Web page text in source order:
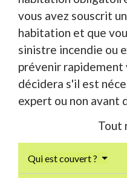
vous avez souscrit
habitation et que
sinistre incendie ou
prévenir rapidement
décidera s'il est
expert ou non avant
Tout
Qui est couvert ?